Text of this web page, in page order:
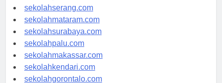
sekolahpekanbaru.com
sekolahserang.com
sekolahmataram.com
sekolahsurabaya.com
sekolahpalu.com
sekolahmakassar.com
sekolahkendari.com